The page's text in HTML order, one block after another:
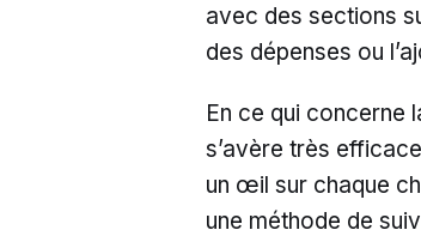
avec des sections
des dépenses ou
En ce qui concerne
s’avère très
un œil sur chaque
une méthode de